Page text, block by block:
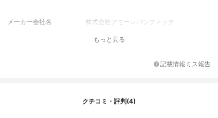
メーカー会社名 株式会社アモーレパシフィック
もっと見る
記載情報ミス報告
クチコミ・評判(4)